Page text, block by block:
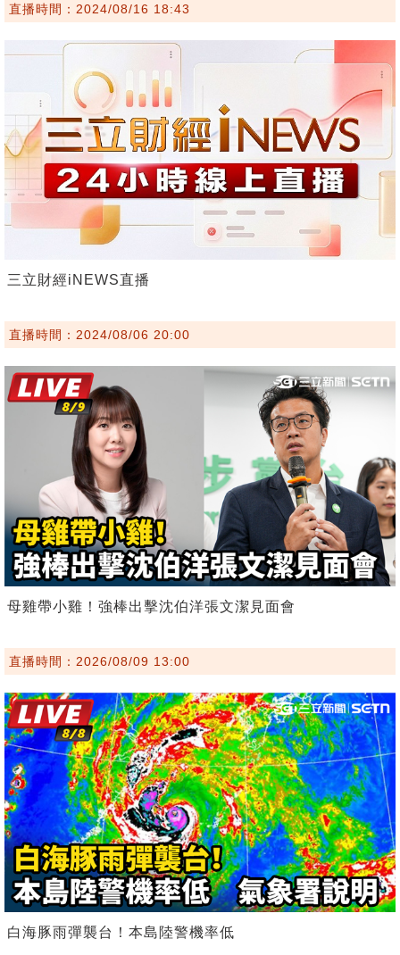
直播時間：2024/08/16 18:43
三立財經iNEWS直播
直播時間：2024/08/06 20:00
母雞帶小雞！強棒出擊沈伯洋張文潔見面會
直播時間：2026/08/09 13:00
白海豚雨彈襲台！本島陸警機率低